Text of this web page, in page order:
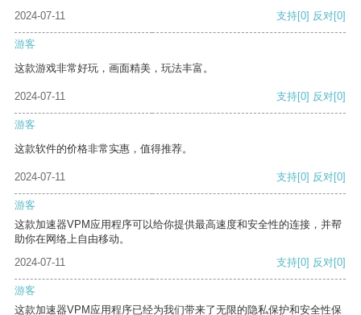
2024-07-11
支持[0] 反对[0]
游客
这款游戏非常好玩，画面精美，玩法丰富。
2024-07-11 支持[0] 反对[0]
游客
这款软件的价格非常实惠，值得推荐。
2024-07-11 支持[0] 反对[0]
游客
这款加速器VPM应用程序可以给你提供最高速度和安全性的连接，并帮
助你在网络上自由移动。
2024-07-11
支持[0] 反对[0]
游客
这款加速器VPM应用程序已经为我们带来了无限的隐私保护和安全性保